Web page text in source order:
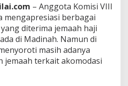
– Anggota Komisi VIII
mengapresiasi berbagai
diterima jemaah haji
di Madinah. Namun di
masih adanya
jemaah terkait akomodasi